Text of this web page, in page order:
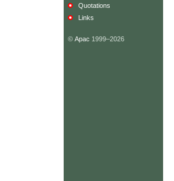
Quotations
Links
© Арас 1999–2026